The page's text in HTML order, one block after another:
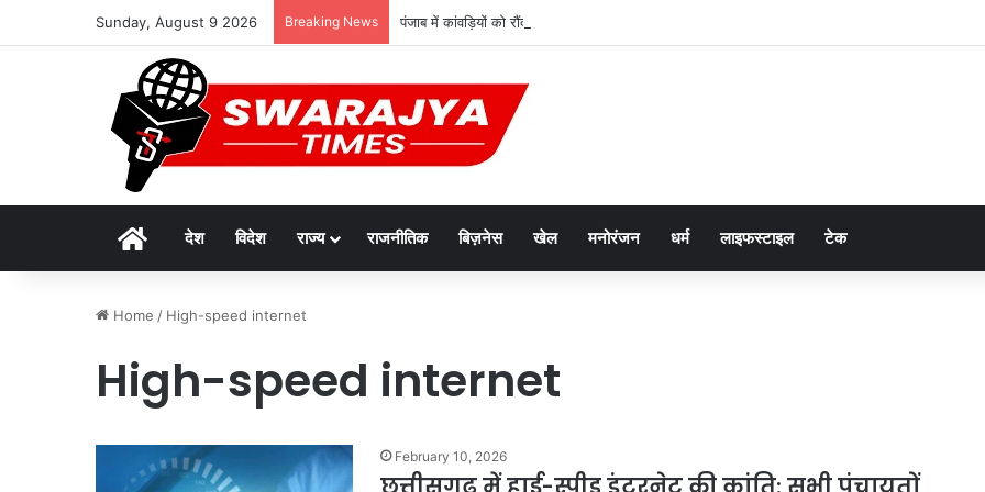
Sunday, August 9 2026 Breaking News पंजाब में कांवड़ियों को रौंदने वाला वाहन मालिक 12 घंटे में गिरफ्तार, स्पीकर ने मुआवजे का किया ऐलान
Homeदेश विदेश राज्य राजनीतिक बिज़नेस खेल मनोरंजन धर्म लाइफस्टाइल टेक
Home / High-speed internet
High-speed internet
February 10, 2026